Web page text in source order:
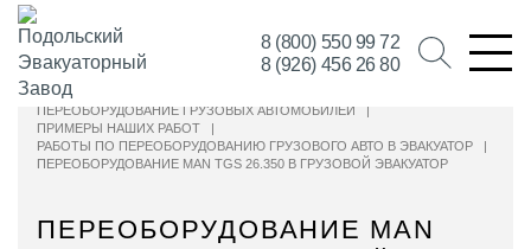
8 (800) 550 99 72
8 (926) 456 26 80
ПЕРЕОБОРУДОВАНИЕ ГРУЗОВЫХ АВТОМОБИЛЕЙ
|
ПРИМЕРЫ НАШИХ РАБОТ
|
РАБОТЫ ПО ПЕРЕОБОРУДОВАНИЮ ГРУЗОВОГО АВТО В ЭВАКУАТОР
|
ПЕРЕОБОРУДОВАНИЕ MAN TGS 26.350 В ГРУЗОВОЙ ЭВАКУАТОР
ПЕРЕОБОРУДОВАНИЕ MAN